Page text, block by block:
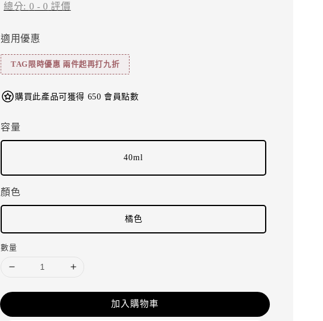
總分: 0 -0 評價
適用優惠
TAG限時優惠 兩件起再打九折
購買此產品可獲得 650 會員點數
容量
40ml
顏色
橘色
數量
加入購物車